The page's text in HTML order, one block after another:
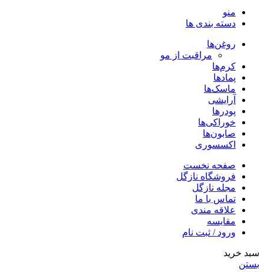
منو
دسته بندی ها
روغن‌ها
مراقبت از مو
کرم‌ها
پمادها
ماسک‌ها
آرایشی
پودرها
خوراکی‌ها
صابون‌ها
اکسسوری
صفحه نخست
فروشگاه نازگل
مجله نازگل
تماس با ما
علاقه مندی
مقایسه
ورود / ثبت نام
سبد خرید
بستن